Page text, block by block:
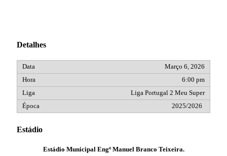
Detalhes
Março 6, 2026
6:00 pm
Liga Portugal 2 Meu Super
2025/2026
Estádio
Estádio Municipal Engº Manuel Branco Teixeira.